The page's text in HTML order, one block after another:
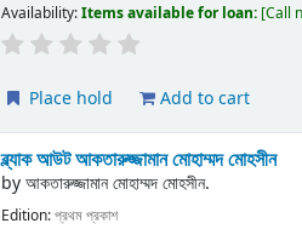
Availability:Items available for loan: Call
Place hold Add to cart
ব্ল্যাক আউটআকতারুজ্জামান মোহাম্মদ মোহসীন
byআকতারুজ্জামান মোহাম্মদ মোহসীন.
Edition:প্রথম প্রকাশ